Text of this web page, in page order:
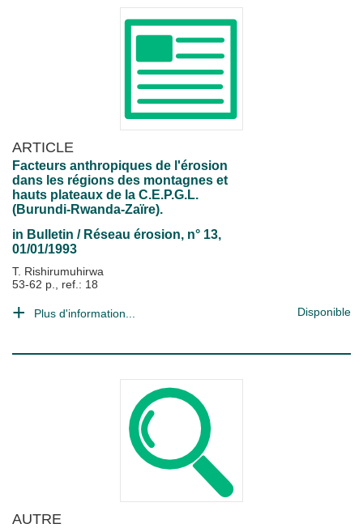
ARTICLE
Facteurs anthropiques de l'érosion
dans les régions des montagnes et
hauts plateaux de la C.E.P.G.L.
(Burundi-Rwanda-Zaïre).
in Bulletin / Réseau érosion, n° 13,
01/01/1993
T. Rishirumuhirwa
53-62 p., ref.: 18
Plus d'information... Disponible
AUTRE